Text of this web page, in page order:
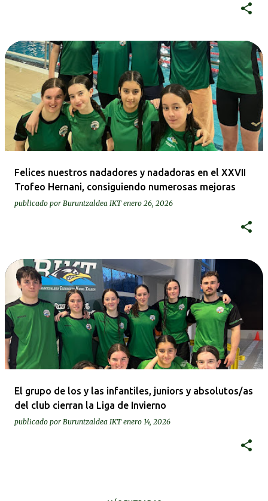
Felices nuestros nadadores y nadadoras en el XXVII
Trofeo Hernani, consiguiendo numerosas mejoras
publicado por Buruntzaldea IKT enero 26, 2026
El grupo de los y las infantiles, juniors y absolutos/as
del club cierran la Liga de Invierno
publicado por Buruntzaldea IKT enero 14, 2026